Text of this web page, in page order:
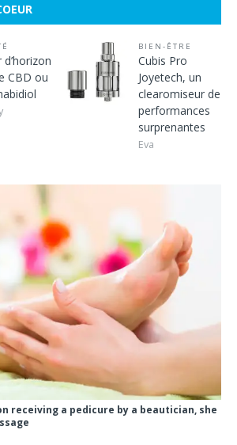
d’horizon
CBD ou
BIEN-ÊTRE
Cubis Pro
Joyetech, un
clearomiseur de
performances
surprenantes
Eva
receiving a pedicure by a beautician, she